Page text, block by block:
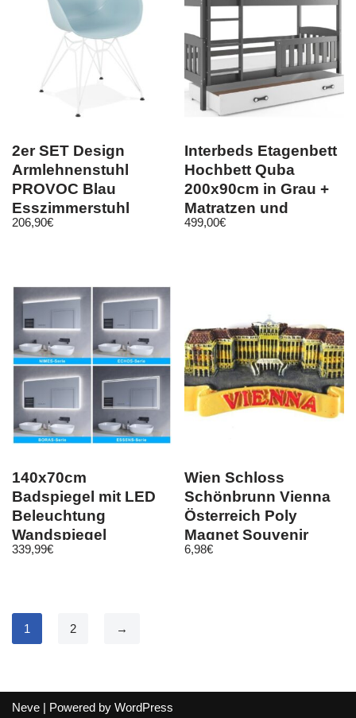
2er SET Design
Armlehnenstuhl
PROVOC Blau
Esszimmerstuhl
Stuhl Esszimmer
206,90€
Interbeds Etagenbett
Hochbett Quba
200x90cm in Grau +
Matratzen und
Lattenroste
499,00€
140x70cm
Badspiegel mit LED
Beleuchtung
Wandspiegel
Antibeschlag
339,99€
Wien Schloss
Schönbrunn Vienna
Österreich Poly
Magnet Souvenir
Austria, Neu
6,98€
1 2 →
Neve | Powered by WordPress